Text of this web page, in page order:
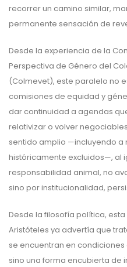
recorrer un camino similar,
permanente sensación de
Desde la experiencia de la
Perspectiva de Género del
(Colmevet), este paralelo no
comisiones de equidad y
dar continuidad a agendas
relativizar o volver
sentido amplio —incluyendo a
históricamente excluidos—, al
responsabilidad animal, no
sino por institucionalidad,
Desde la filosofía política,
Aristóteles ya advertía que
se encuentran en
sino una forma encubierta de